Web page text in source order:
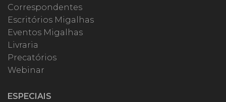
Correspondentes
Escritórios Migalhas
Eventos Migalhas
Livraria
Precatórios
Webinar
ESPECIAIS